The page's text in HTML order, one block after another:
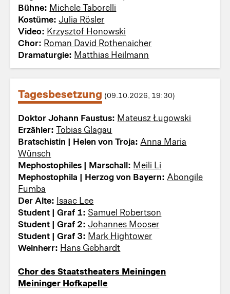
Bühne: Michele Taborelli
Kostüme:Julia Rösler
Video: Krzysztof Honowski
Chor: Roman David Rothenaicher
Dramaturgie: Matthias Heilmann
Tagesbesetzung (09.10.2026, 19:30)
Doktor Johann Faustus: Mateusz Ługowski
Erzähler:Tobias Glagau
Bratschistin | Helen von Troja:Anna Maria
Wünsch
Mephostophiles | Marschall: Meili Li
Mephostophila | Herzog von Bayern:Abongile
Fumba
Der Alte: Isaac Lee
Student | Graf 1: Samuel Robertson
Student | Graf 2:Johannes Mooser
Student | Graf 3: Mark Hightower
Weinherr: Hans Gebhardt
Chor des Staatstheaters Meiningen
Meininger Hofkapelle